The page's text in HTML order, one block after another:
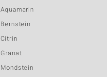
Aquamarin
Bernstein
Citrin
Granat
Mondstein